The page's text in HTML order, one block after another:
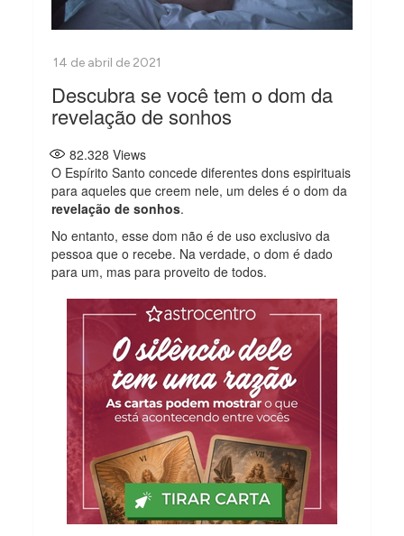
Descubra se você tem o dom da
revelação de sonhos
82.328 Views
O Espírito Santo concede diferentes dons espirituais
para aqueles que creem nele, um deles é o dom da
revelação de sonhos.
No entanto, esse dom não é de uso exclusivo da
pessoa que o recebe. Na verdade, o dom é dado
para um, mas para proveito de todos.